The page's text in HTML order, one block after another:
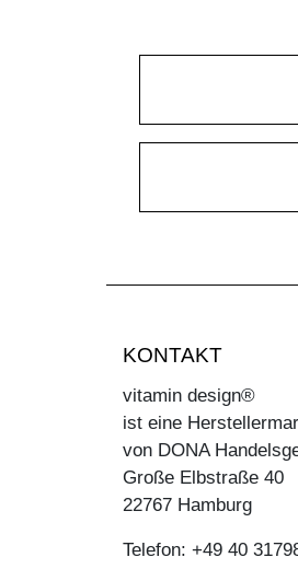
KONTAKT
vitamin design®
ist eine
von DONA
Große Elbstraße 40
22767 Hamburg
Telefon: +49 40